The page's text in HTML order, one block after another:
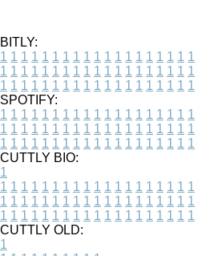
BITLY:
1 1 1 1 1 1 1 1 1 1 1 1 1 1 1 1 1 1 1
1 1 1 1 1 1 1 1 1 1 1 1 1 1 1 1 1 1 1
1 1 1 1 1 1 1 1 1 1 1 1 1 1 1 1 1 1 1
SPOTIFY:
1 1 1 1 1 1 1 1 1 1 1 1 1 1 1 1 1 1 1
1 1 1 1 1 1 1 1 1 1 1 1 1 1 1 1 1 1 1
1 1 1 1 1 1 1 1 1 1 1 1 1 1 1 1 1 1 1
CUTTLY BIO:
1
1 1 1 1 1 1 1 1 1 1 1 1 1 1 1 1 1 1 1
1 1 1 1 1 1 1 1 1 1 1 1 1 1 1 1 1 1 1
1 1 1 1 1 1 1 1 1 1 1 1 1 1 1 1 1 1 1
CUTTLY OLD:
1